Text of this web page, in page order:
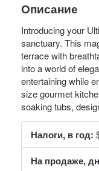
Описание
Introducing your
sanctuary. This
terrace with
into a world of
entertaining while
size gourmet
soaking tubs,
Налоги, в год:
На продаже,